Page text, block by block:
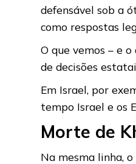
defensável sob a
como respostas
O que vemos – e
de decisões
Em Israel, por
tempo Israel e os
Morte de
Na mesma linha,